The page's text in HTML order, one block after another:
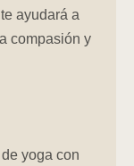
ayudará a
compasión y
yoga con